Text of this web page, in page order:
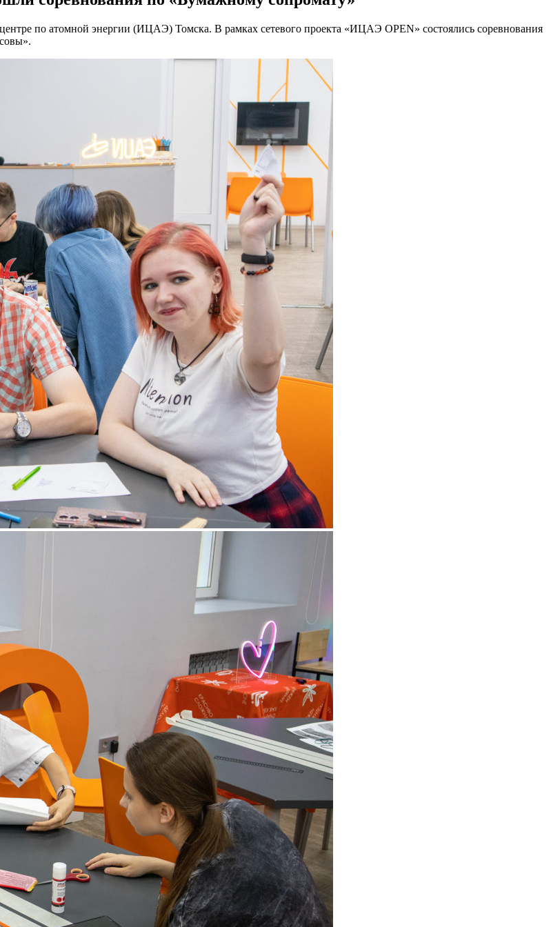
по атомной энергии (ИЦАЭ) Томска. В рамках сетевого проекта «ИЦАЭ OPEN» состоялись соревнования